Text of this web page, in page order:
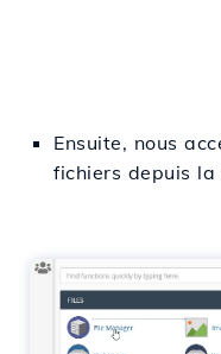
Ensuite, nous
fichiers depuis la